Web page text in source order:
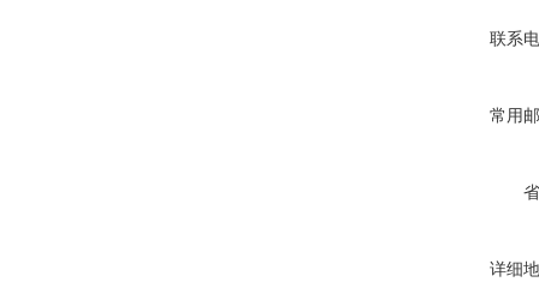
联系
常用
详细